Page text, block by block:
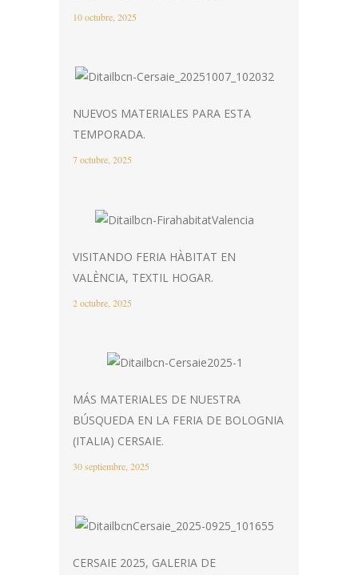
10 octubre, 2025
NUEVOS MATERIALES PARA ESTA
TEMPORADA.
7 octubre, 2025
VISITANDO FERIA HÀBITAT EN
VALÈNCIA, TEXTIL HOGAR.
2 octubre, 2025
MÁS MATERIALES DE NUESTRA
BÚSQUEDA EN LA FERIA DE BOLOGNIA
(ITALIA) CERSAIE.
30 septiembre, 2025
CERSAIE 2025, GALERIA DE